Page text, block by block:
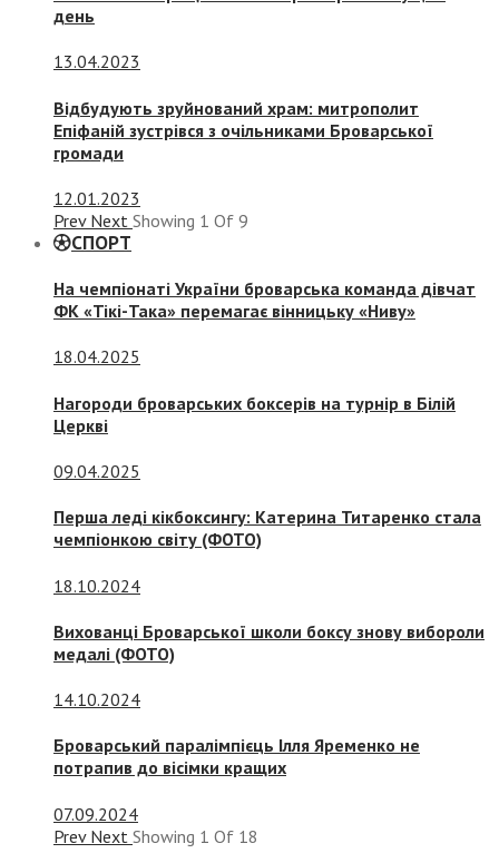
день
13.04.2023
Відбудують зруйнований храм: митрополит
Епіфаній зустрівся з очільниками Броварської
громади
12.01.2023
Prev Next Showing 1 Of 9
СПОРТ
На чемпіонаті України броварська команда дівчат
ФК «Тікі-Така» перемагає вінницьку «Ниву»
18.04.2025
Нагороди броварських боксерів на турнір в Білій
Церкві
09.04.2025
Перша леді кікбоксингу: Катерина Титаренко стала
чемпіонкою світу (ФОТО)
18.10.2024
Вихованці Броварської школи боксу знову вибороли
медалі (ФОТО)
14.10.2024
Броварський паралімпієць Ілля Яременко не
потрапив до вісімки кращих
07.09.2024
Prev Next Showing 1 Of 18